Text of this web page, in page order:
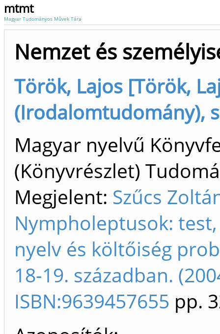
mtmt
Magyar Tudományos Művek Tára
Nemzet és
Török, Lajos [Török,
(Irodalomtudomány),
Magyar nyelvű
(Könyvrészlet)
Megjelent: Szűcs
Nympholeptusok:
nyelv és költőiség
18-19. században.
ISBN:9639457655 pp.